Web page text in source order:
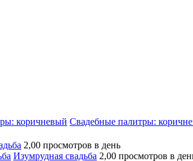
Свадебные палитры:
2,00 просмотров в день
Изумрудная свадьба 2,00 просмотров в